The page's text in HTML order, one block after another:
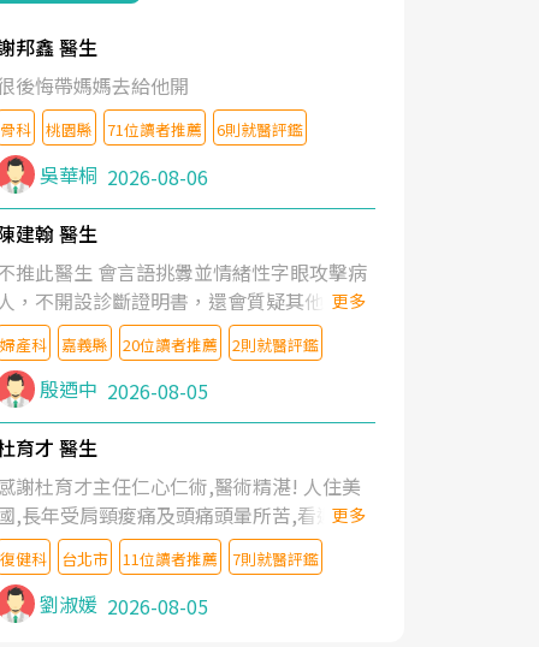
邦鑫 醫生
後悔帶媽媽去給他開
骨科 桃園縣 71位讀者推薦 6則就醫評鑑
吳華桐 2026-08-06
建翰 醫生
推此醫生 會言語挑釁並情緒性字眼攻擊病
，不開設診斷證明書，還會質疑其他醫生
判斷！
更多
婦產科 嘉義縣 20位讀者推薦 2則就醫評鑑
殷迺中 2026-08-05
育才 醫生
謝杜育才主任仁心仁術,醫術精湛! 人住美
,長年受肩頸痠痛及頭痛頭暈所苦,看遍名醫
授,做了各種檢查,也嘗試過西醫打針,中醫
灸及物理徒手治療都沒有用,後來連吃到嗎
類止痛藥都效果有限,只是壓症狀,沒多久就
起來,多年失眠嚴重影響生活品質. 台灣親
更多
復健科 台北市 11位讀者推薦 7則就醫評鑑
劉淑媛 2026-08-05